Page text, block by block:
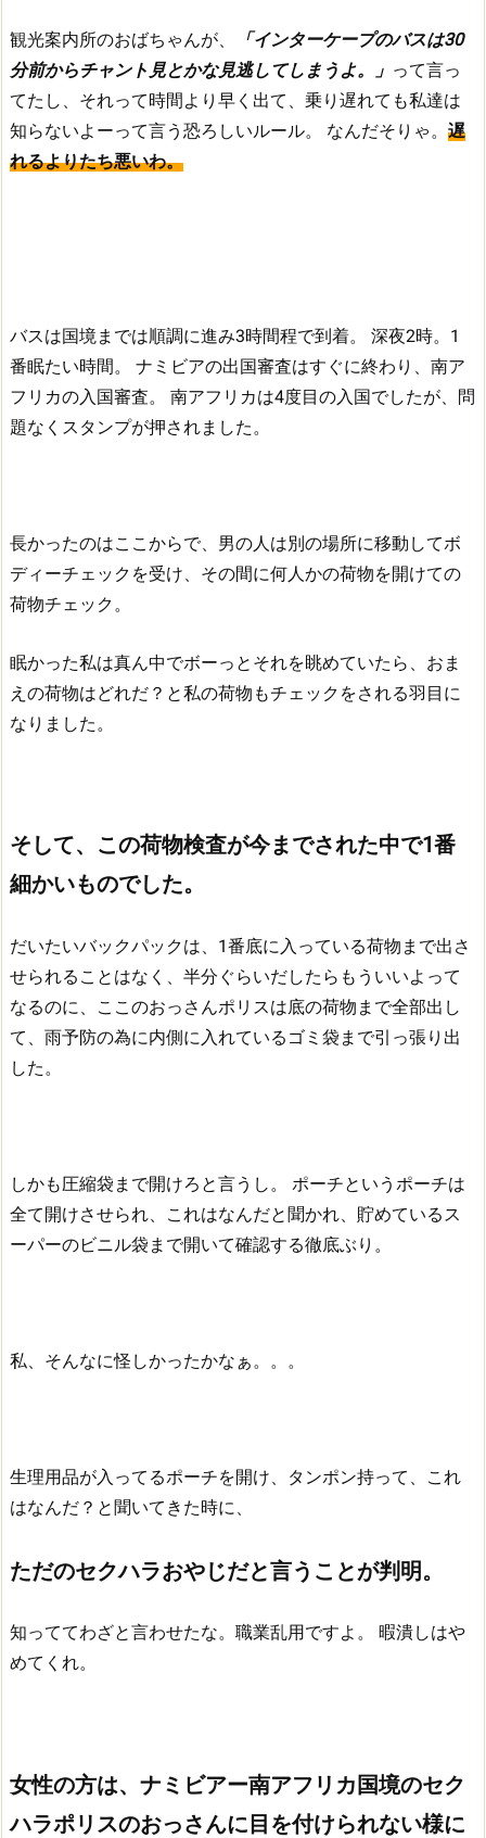
観光案内所のおばちゃんが、
「インターケープのバスは30
分前からチャント見とかな見逃してしまうよ。」 って言っ
てたし、それって時間より早く出て、乗り遅れても私達は
知らないよーって言う恐ろしいルール。
なんだそりゃ。 遅
れるよりたち悪いわ。
バスは国境までは順調に進み3時間程で到着。
深夜2時。1
番眠たい時間。
ナミビアの出国審査はすぐに終わり、南ア
フリカの入国審査。
南アフリカは4度目の入国でしたが、問
題なくスタンプが押されました。
長かったのはここからで、男の人は別の場所に移動してボ
ディーチェックを受け、その間に何人かの荷物を開けての
荷物チェック。
眠かった私は真ん中でボーっとそれを眺めていたら、おま
えの荷物はどれだ？と私の荷物もチェックをされる羽目に
なりました。
そして、この荷物検査が今までされた中で1番
細かいものでした。
だいたいバックパックは、1番底に入っている荷物まで出さ
せられることはなく、半分ぐらいだしたらもういいよって
なるのに、ここのおっさんポリスは底の荷物まで全部出し
て、雨予防の為に内側に入れているゴミ袋まで引っ張り出
した。
しかも圧縮袋まで開けろと言うし。
ポーチというポーチは
全て開けさせられ、これはなんだと聞かれ、貯めているス
ーパーのビニル袋まで開いて確認する徹底ぶり。
私、そんなに怪しかったかなぁ。。。
生理用品が入ってるポーチを開け、タンポン持って、これ
はなんだ？と聞いてきた時に、
ただのセクハラおやじだと言うことが判明。
知っててわざと言わせたな。職業乱用ですよ。
暇潰しはや
めてくれ。
女性の方は、ナミビアー南アフリカ国境のセク
ハラポリスのおっさんに目を付けられない様に